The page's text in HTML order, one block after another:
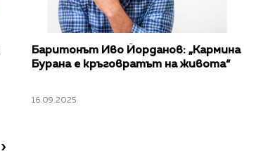
Баритонът Иво Йорданов: „Кармина
Бурана е кръговратът на живота“
16.09.2025
›